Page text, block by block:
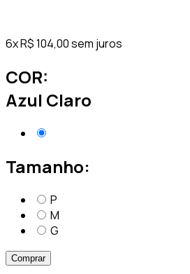
6xR$104,00sem juros
COR:
Azul Claro
Tamanho:
P
M
G
Comprar